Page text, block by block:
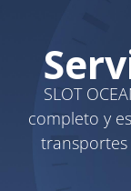
SLOT
completo y